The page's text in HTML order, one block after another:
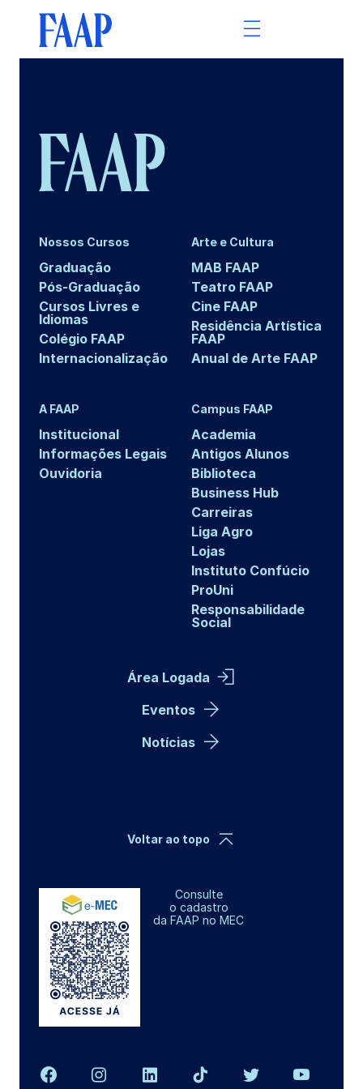
Nossos Cursos
Graduação
Pós-Graduação
Cursos Livres e
Idiomas
Colégio FAAP
Internacionalização
Arte e Cultura
MAB FAAP
Teatro FAAP
Cine FAAP
Residência Artística
FAAP
Anual de Arte FAAP
A FAAP
Institucional
Informações Legais
Ouvidoria
Campus FAAP
Academia
Antigos Alunos
Biblioteca
Business Hub
Carreiras
Liga Agro
Lojas
Instituto Confúcio
ProUni
Responsabilidade
Social
Área Logada
Eventos
Notícias
Consulte
o cadastro
da FAAP no MEC
Voltar ao topo